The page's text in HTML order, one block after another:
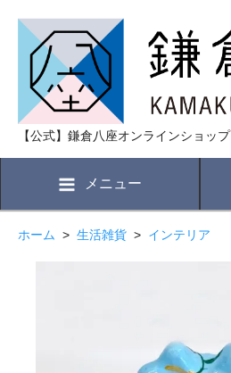
【公式】鎌倉八座オンラインショップ
メニュー
ホーム > 生活雑貨 > インテリア